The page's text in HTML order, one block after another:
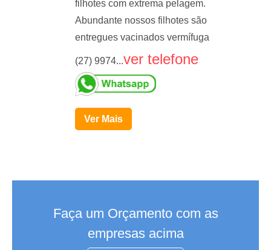
filhotes com extrema pelagem.
Abundante nossos filhotes são
entregues vacinados vermífuga
(27) 9974...ver telefone
Ver Mais
Faça um Orçamento com as
empresas acima